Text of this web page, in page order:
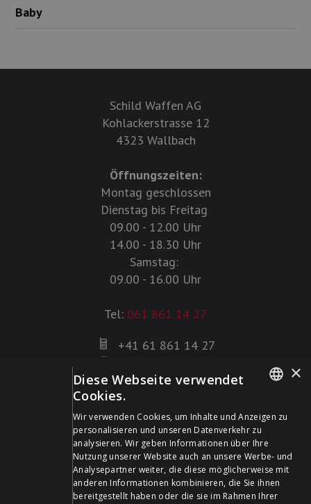
Baby
Schild Waffen AG
Kohlackerstrasse 12
4323 Wallbach
Öffnungszeiten:
Montag geschlossen
Dienstag bis Freitag
09.00 - 12.00 Uhr
14.00 - 18.30 Uhr
Samstag:
09.00 - 16.00 Uhr
Tel: 061 861 14 27
+41 61 861 14 27
info@schildwaffen.ch
Zahlungsmittel
FRENCH
×
Diese Webseite verwendet
Cookies.
Wir verwenden Cookies, um Inhalte und Anzeigen zu
personalisieren und unseren Datenverkehr zu
analysieren. Wir geben Informationen über Ihre
Nutzung unserer Website auch an unsere Werbe- und
Analysepartner weiter, die diese möglicherweise mit
anderen Informationen kombinieren, die Sie ihnen
bereitgestellt haben oder die sie im Rahmen Ihrer